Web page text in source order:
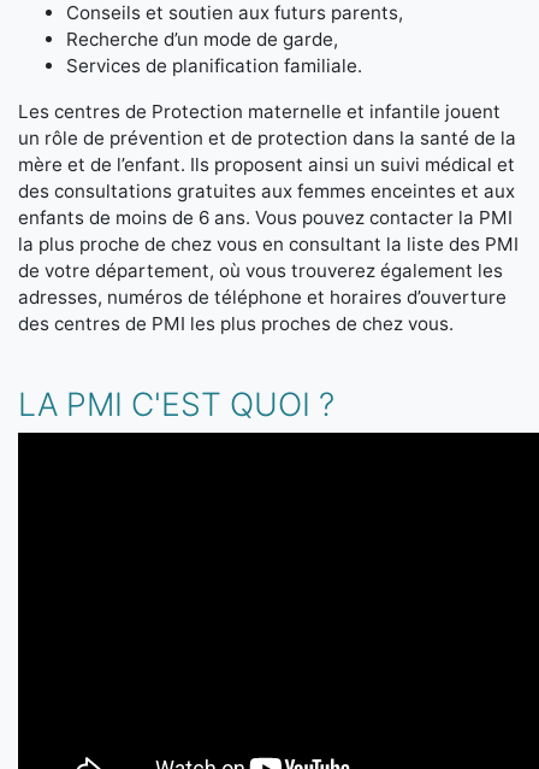
Conseils et soutien aux futurs parents,
Recherche d’un mode de garde,
Services de planification familiale.
Les centres de Protection maternelle et infantile jouent
un rôle de prévention et de protection dans la santé de la
mère et de l’enfant. Ils proposent ainsi un suivi médical et
des consultations gratuites aux femmes enceintes et aux
enfants de moins de 6 ans. Vous pouvez contacter la PMI
la plus proche de chez vous en consultant la liste des PMI
de votre département, où vous trouverez également les
adresses, numéros de téléphone et horaires d’ouverture
des centres de PMI les plus proches de chez vous.
LA PMI C'EST QUOI ?